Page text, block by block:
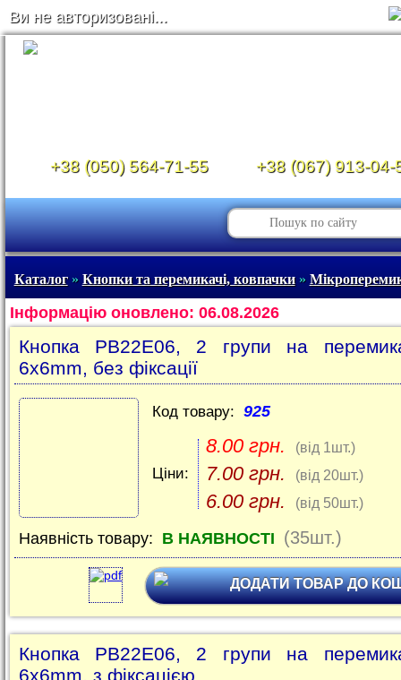
Ви не авторизовані...
+38 (050) 564-71-55 +38 (067) 913-04-
Каталог» Кнопки та перемикачі, ковпачки»
Інформацію оновлено: 06.08.2026
Кнопка PB22E06, 2 групи на
6х6mm, без фіксації
Код товару: 925
Ціни:
8.00 грн. (від 1шт.)
7.00 грн. (від 20шт.)
6.00 грн. (від 50шт.)
Наявність товару: В НАЯВНОСТІ (35шт.)
ДОДАТИ ТОВАР ДО
Кнопка PB22E06, 2 групи на
6х6mm, з фіксацією